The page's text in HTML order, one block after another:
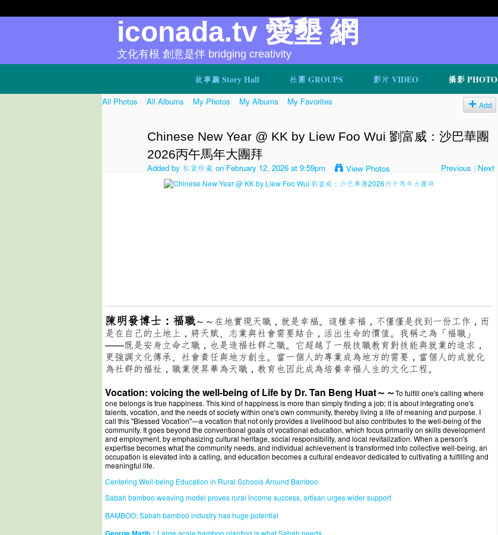
故事廳 Story Hall 社團 GROUPS 影片 VIDEO 攝影 PHOTO
iconada.tv 愛墾 網
文化有根 創意是伴 bridging creativity
All Photos All Albums My Photos My Albums My Favorites Add
Chinese New Year @ KK by Liew Foo Wui 劉富威：沙巴華團
2026丙午馬年大團拜
Added by 私貨珍藏 on February 12, 2026 at 9:59pm View Photos Previous | Next
陳明發博士：福職～～在地實現天職，就是幸福。這種幸福，不僅僅是找到一份工作，而
是在自己的土地上，將天賦、志業與社會需要結合，活出生命的價值。我稱之為「福職」
——既是安身立命之職，也是造福社群之職。它超越了一般技職教育對技能與就業的追求，
更強調文化傳承、社會責任與地方創生。當一個人的專業成為地方的需要，當個人的成就化
為社群的福祉，職業便昇華為天職，教育也因此成為培養幸福人生的文化工程。
Vocation: voicing the well-being of Life by Dr. Tan Beng Huat～～To fulfill one's calling where
one belongs is true happiness. This kind of happiness is more than simply finding a job; it is about integrating one's
talents, vocation, and the needs of society within one's own community, thereby living a life of meaning and purpose. I
call this "Blessed Vocation"—a vocation that not only provides a livelihood but also contributes to the well-being of the
community. It goes beyond the conventional goals of vocational education, which focus primarily on skills development
and employment, by emphasizing cultural heritage, social responsibility, and local revitalization. When a person's
expertise becomes what the community needs, and individual achievement is transformed into collective well-being, an
occupation is elevated into a calling, and education becomes a cultural endeavor dedicated to cultivating a fulfilling and
meaningful life.
Centering Well-being Education in Rural Schools Around Bamboo
Sabah bamboo weaving model proves rural income success, artisan urges wider support
BAMBOO: Sabah bamboo industry has huge potential
Large-scale bamboo planting is what Sabah needs